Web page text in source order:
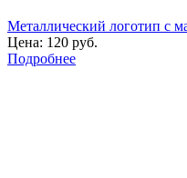
Металлический логотип с
Цена: 120 руб.
Подробнее